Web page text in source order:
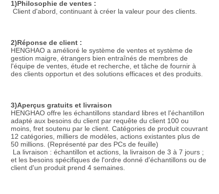
1)Philosophie de ventes :
Client d'abord, continuant à créer la valeur pour des clients.
2)Réponse de client :
HENGHAO a amélioré le système de ventes et système de
gestion maigre, étrangers bien entraînés de membres de
l'équipe de ventes, étude et recherche, et tâche de fournir à
des clients opportun et des solutions efficaces et des produits.
3)Aperçus gratuits et livraison
HENGHAO offre les échantillons standard libres et l'échantillon
adapté aux besoins du client par requête du client 100 ou
moins, fret soutenu par le client. Catégories de produit couvrant
12 catégories, milliers de modèles, actions existantes plus de
50 millions. (Représenté par des PCs de feuille)
La livraison : échantillon et actions, la livraison de 3 à 7 jours ;
et les besoins spécifiques de l'ordre donné d'échantillons ou de
client d'un produit prend 4 semaines.